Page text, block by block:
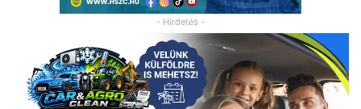
- Hirdetés -